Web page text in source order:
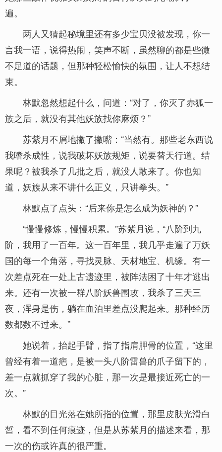
遍。
两人又猜起秘境里还有多少宝贝没被发现，你一
言我一语，说得热闹，笑声不断，虽然聊的都是些微
不足道的话题，但那种轻松愉快的氛围，让人不想结
束。
林默忽然想起什么，问道：“对了，你灭了赤狐一
族之后，就没有其他妖族找你麻烦？”
苏紫月不屑地撇了撇嘴：“当然有。那些老东西说
我嗜杀成性，说我破坏妖族规矩，说要替天行道。结
果呢？被我杀了几批之后，就没人敢来了。你也知
道，妖族从来不讲什么正义，只讲拳头。”
林默点了点头：“后来你是怎么成为妖神的？”
“慢慢修炼，慢慢积累。”苏紫月说，“八阶到九
阶，我用了一百年。这一百年里，我几乎走遍了万妖
国的每一个角落，寻找灵脉、天材地宝、机缘。有一
次差点死在一处上古遗迹里，被阵法困了十年才逃出
来。还有一次被一群八阶妖兽围攻，我杀了三天三
夜，浑身是伤，躺在血泊里差点没爬起来。那种经历
数都数不过来。”
她说着，抬起手臂，指了指肩胛骨的位置，“这里
曾经有着一道疤，是被一头八阶雷兽的爪子留下的，
差一点就抓穿了我的心脏，那一次是最接近死亡的一
次。”
林默的目光落在她所指的位置，那里皮肤光滑白
皙，看不到任何痕迹，但是从苏紫月的描述来看，那
一次的伤或许真的很严重。